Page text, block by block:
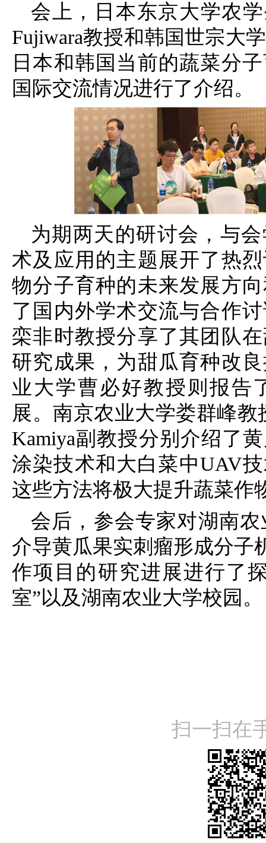
会上，日本东京大学农
Fujiwara教授和韩国世宗大
日本和韩国当前的蔬菜分
国际交流情况进行了介绍。
为期两天的研讨会，与
术及应用的主题展开了热
物分子育种的未来发展方
了国内外学术交流与合作
栾非时教授分享了其团队
研究成果，为甜瓜育种改
业大学曹必好教授则报告
展。南京农业大学娄群峰教
Kamiya副教授分别介绍了
涂染技术和大白菜中UAV
这些方法将极大提升蔬菜作
会后，参会专家对湖南
介导黄瓜果实刺瘤形成分子
作项目的研究进展进行了
室”以及湖南农业大学校园。
扫一扫在